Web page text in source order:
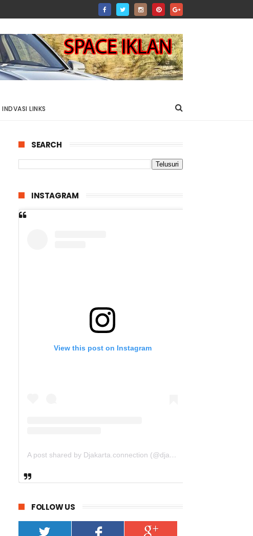
INDVASI LINKS
SEARCH
INSTAGRAM
View this post on Instagram
A post shared by Djakarta.connection (@djakarta.connection)
FOLLOW US